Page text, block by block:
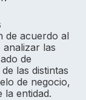
de acuerdo al
las
de
las distintas
de negocio,
entidad.